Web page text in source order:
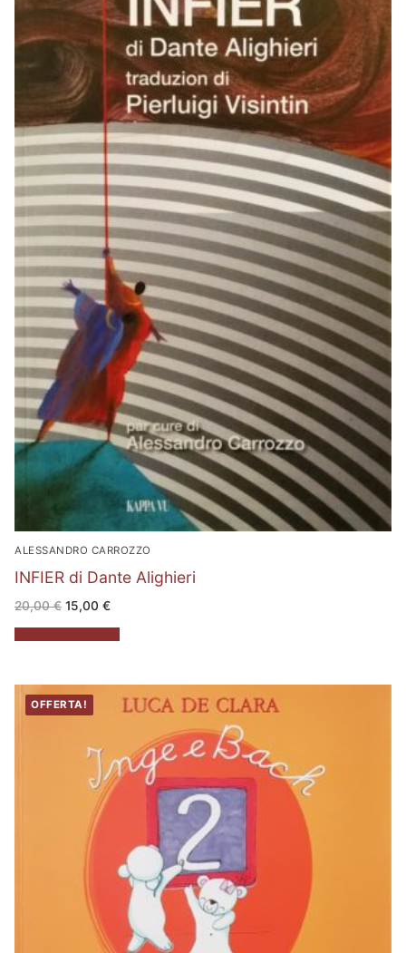
ALESSANDRO CARROZZO
INFIER di Dante Alighieri
20,00€ Il
prezzo
originale
era:
15,00 €Il
attuale
è:
OFFERTA!